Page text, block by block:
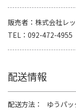
販売者
株式会社レ
TEL
092-472-4955
配送情報
配送方法
ゆうパッ